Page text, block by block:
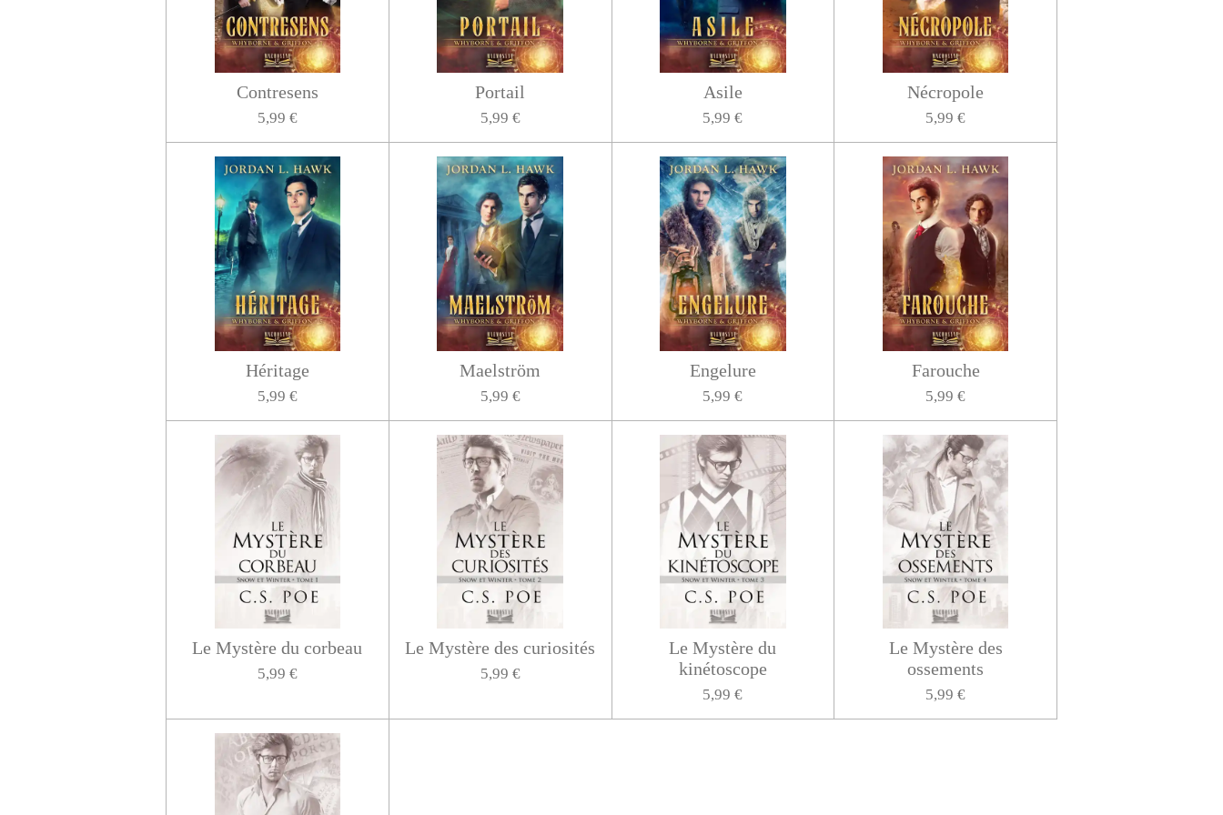
Contresens
5,99 €
Portail
5,99 €
Asile
5,99 €
Nécropole
5,99 €
Héritage
5,99 €
Maelström
5,99 €
Engelure
5,99 €
Farouche
5,99 €
Le Mystère du corbeau
5,99 €
Le Mystère des curiosités
5,99 €
Le Mystère du
kinétoscope
5,99 €
Le Mystère des
ossements
5,99 €